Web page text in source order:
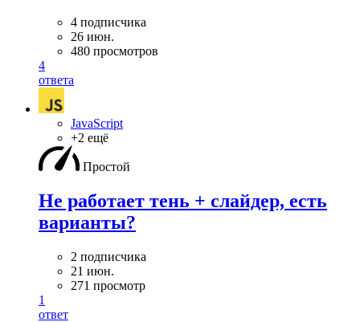
4 подписчика
26 июн.
480 просмотров
4
ответа
JavaScript
+2 ещё
Простой
Не работает тень + слайдер, есть
варианты?
2 подписчика
21 июн.
271 просмотр
1
ответ